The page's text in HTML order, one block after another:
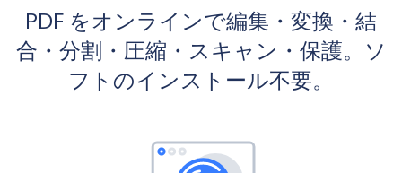
PDF をオンラインで編集・変換・結
合・分割・圧縮・スキャン・保護。ソ
フトのインストール不要。